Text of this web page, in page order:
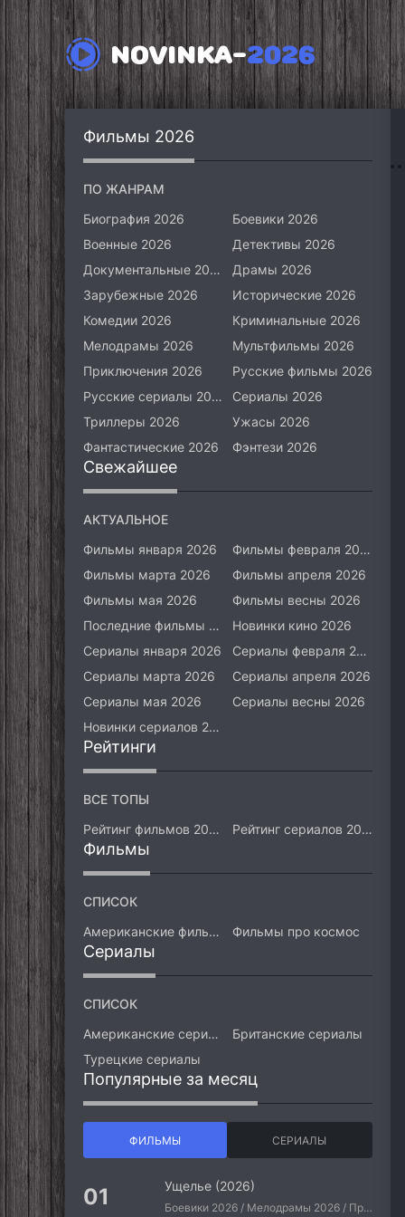
NOVINKA-2026
Фильмы 2026
ПО ЖАНРАМ
Биография 2026
Боевики 2026
Военные 2026
Детективы 2026
Документальные 2026
Драмы 2026
Зарубежные 2026
Исторические 2026
Комедии 2026
Криминальные 2026
Мелодрамы 2026
Мультфильмы 2026
Приключения 2026
Русские фильмы 2026
Русские сериалы 2026
Сериалы 2026
Триллеры 2026
Ужасы 2026
Фантастические 2026
Фэнтези 2026
Свежайшее
АКТУАЛЬНОЕ
Фильмы января 2026
Фильмы февраля 2026
Фильмы марта 2026
Фильмы апреля 2026
Фильмы мая 2026
Фильмы весны 2026
Последние фильмы 2026
Новинки кино 2026
Сериалы января 2026
Сериалы февраля 2026
Сериалы марта 2026
Сериалы апреля 2026
Сериалы мая 2026
Сериалы весны 2026
Новинки сериалов 2026
Рейтинги
ВСЕ ТОПЫ
Рейтинг фильмов 2026
Рейтинг сериалов 2026
Фильмы
СПИСОК
Американские фильмы
Фильмы про космос
Сериалы
СПИСОК
Американские сериалы
Британские сериалы
Турецкие сериалы
Популярные за месяц
ФИЛЬМЫ СЕРИАЛЫ
Ущелье (2026)
Боевики 2026 / Мелодрамы 2026 / Приключения 2026 / Ужасы 2026 / Фантастические 2026 / Зарубежные фильмы 2026 / Американские фильмы / Фильмы 2026